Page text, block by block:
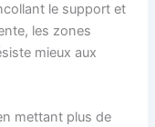
le support et
les zones
mieux aux
mettant plus de